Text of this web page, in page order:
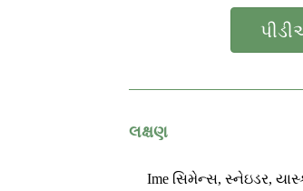
લક્ષણ
Ime સિમેન્સ, સ્નેઇડર,